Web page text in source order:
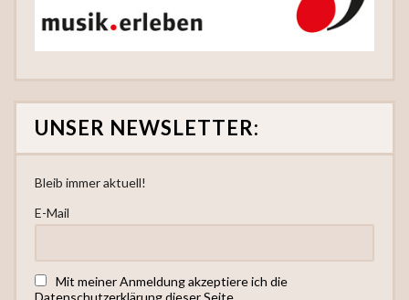
UNSER NEWSLETTER:
Bleib immer aktuell!
E-Mail
Mit meiner Anmeldung akzeptiere ich die
Datenschutzerklärung dieser Seite